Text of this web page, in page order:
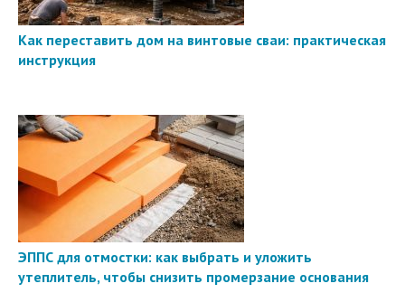
Как переставить дом на винтовые сваи: практическая
инструкция
ЭППС для отмостки: как выбрать и уложить
утеплитель, чтобы снизить промерзание основания